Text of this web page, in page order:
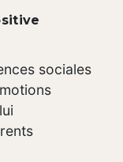
sociales